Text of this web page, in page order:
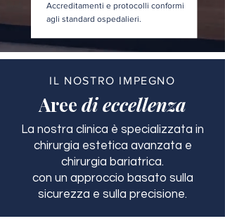
Accreditamenti e protocolli conformi
agli standard ospedalieri.
IL NOSTRO IMPEGNO
Aree di eccellenza
La nostra clinica è specializzata in
chirurgia estetica avanzata e
chirurgia bariatrica.
con un approccio basato sulla
sicurezza e sulla precisione.